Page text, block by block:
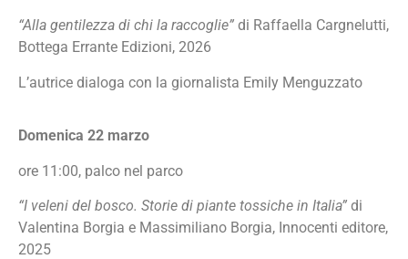
“Alla gentilezza di chi la raccoglie” di Raffaella Cargnelutti,
Bottega Errante Edizioni, 2026
L’autrice dialoga con la giornalista Emily Menguzzato
Domenica 22 marzo
ore 11:00, palco nel parco
“I veleni del bosco. Storie di piante tossiche in Italia” di
Valentina Borgia e Massimiliano Borgia, Innocenti editore,
2025